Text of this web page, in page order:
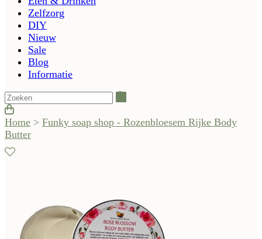
Zelfzorg
DIY
Nieuw
Sale
Blog
Informatie
Home > Funky soap shop - Rozenbloesem Rijke Body
Butter